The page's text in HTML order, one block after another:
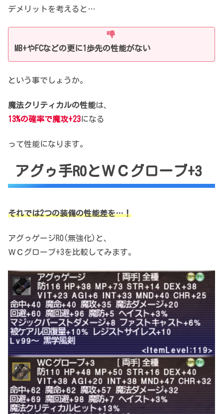
デメリットを考えると…
MB+やFCなどの更に1歩先の性能がない
という事でしょうか。
魔法クリティカルの性能は、
13%の確率で魔攻+23になる
って性能になります。
アグゥ手R0とＷＣグローブ+3
それでは2つの装備の性能差を…！
アグゥゲージR0(無強化)と、
ＷＣグローブ+3を比較してみます。